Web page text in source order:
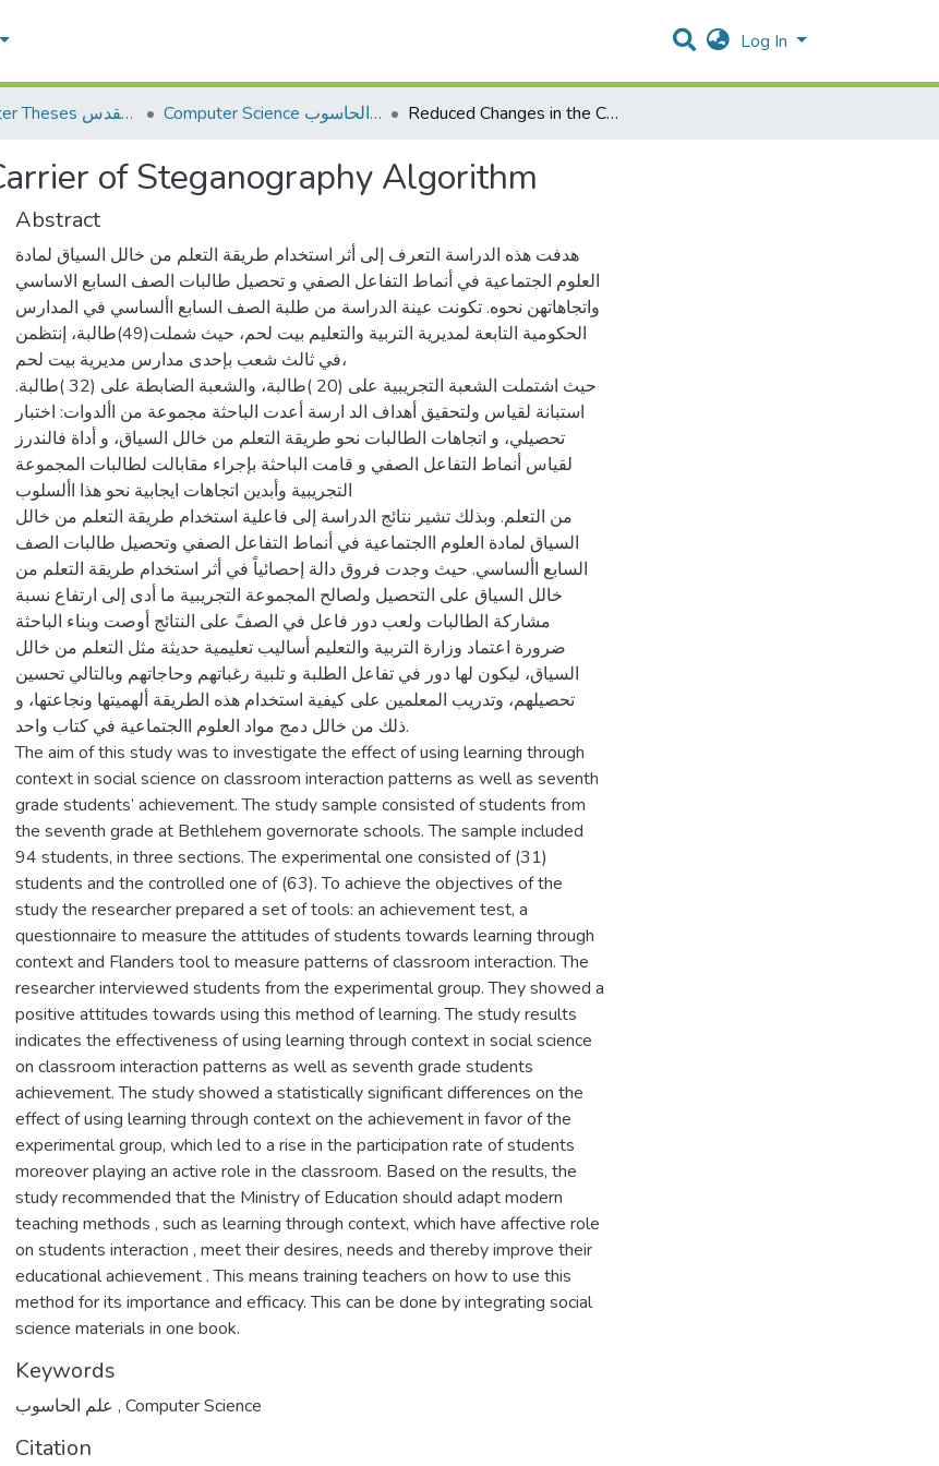
Log In
AQU Master Theses الرسائل الجامعية الخاصة بجامعة القدس Computer Science علم الحاسوب Reduced Changes in the Carrier of Steganography Algorithm
of Steganography Algorithm
Abstract
هدفت هذه الدراسة التعرف إلى أثر استخدام طريقة التعلم من خالل السياق لمادة
العلوم الجتماعية في أنماط التفاعل الصفي و تحصيل طالبات الصف السابع الاساسي
واتجاهاتهن نحوه. تكونت عينة الدراسة من طلبة الصف السابع األساسي في المدارس
الحكومية التابعة لمديرية التربية والتعليم بيت لحم، حيث شملت(49)طالبة، إنتظمن
في ثالث شعب بإحدى مدارس مديرية بيت لحم،
حيث اشتملت الشعبة التجريبية على (20 )طالبة، والشعبة الضابطة على (32 )طالبة.
استبانة لقياس ولتحقيق أهداف الد ارسة أعدت الباحثة مجموعة من األدوات: اختبار
تحصيلي، و اتجاهات الطالبات نحو طريقة التعلم من خالل السياق، و أداة فالندرز
لقياس أنماط التفاعل الصفي و قامت الباحثة بإجراء مقابالت لطالبات المجموعة
التجريبية وأبدين اتجاهات ايجابية نحو هذا األسلوب
من التعلم. وبذلك تشير نتائج الدراسة إلى فاعلية استخدام طريقة التعلم من خالل
السياق لمادة العلوم االجتماعية في أنماط التفاعل الصفي وتحصيل طالبات الصف
السابع األساسي. حيث وجدت فروق دالة إحصائياً في أثر استخدام طريقة التعلم من
خالل السياق على التحصيل ولصالح المجموعة التجريبية ما أدى إلى ارتفاع نسبة
مشاركة الطالبات ولعب دور فاعل في الصفً على النتائج أوصت وبناء الباحثة
ضرورة اعتماد وزارة التربية والتعليم أساليب تعليمية حديثة مثل التعلم من خالل
السياق، ليكون لها دور في تفاعل الطلبة و تلبية رغباتهم وحاجاتهم وبالتالي تحسين
تحصيلهم، وتدريب المعلمين على كيفية استخدام هذه الطريقة ألهميتها ونجاعتها، و
ذلك من خالل دمج مواد العلوم االجتماعية في كتاب واحد.
The aim of this study was to investigate the effect of using learning through
context in social science on classroom interaction patterns as well as seventh
grade students’ achievement. The study sample consisted of students from
the seventh grade at Bethlehem governorate schools. The sample included
94 students, in three sections. The experimental one consisted of (31)
students and the controlled one of (63). To achieve the objectives of the
study the researcher prepared a set of tools: an achievement test, a
questionnaire to measure the attitudes of students towards learning through
context and Flanders tool to measure patterns of classroom interaction. The
researcher interviewed students from the experimental group. They showed a
positive attitudes towards using this method of learning. The study results
indicates the effectiveness of using learning through context in social science
on classroom interaction patterns as well as seventh grade students
achievement. The study showed a statistically significant differences on the
effect of using learning through context on the achievement in favor of the
experimental group, which led to a rise in the participation rate of students
moreover playing an active role in the classroom. Based on the results, the
study recommended that the Ministry of Education should adapt modern
teaching methods , such as learning through context, which have affective role
on students interaction , meet their desires, needs and thereby improve their
educational achievement . This means training teachers on how to use this
method for its importance and efficacy. This can be done by integrating social
science materials in one book.
Keywords
, Computer Science
Citation